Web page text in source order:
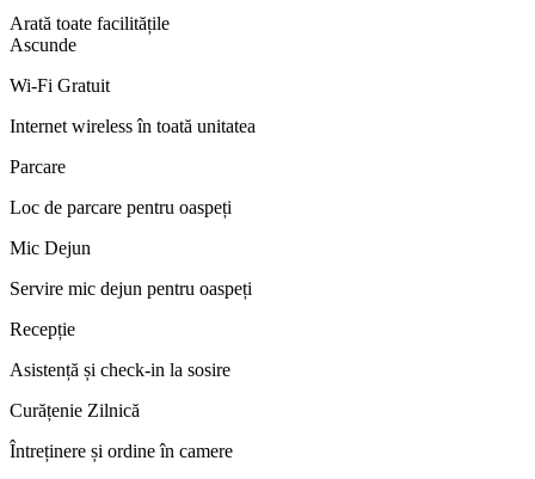
Arată toate facilitățile
Ascunde
Wi-Fi Gratuit
Internet wireless în toată unitatea
Parcare
Loc de parcare pentru oaspeți
Mic Dejun
Servire mic dejun pentru oaspeți
Recepție
Asistență și check-in la sosire
Curățenie Zilnică
Întreținere și ordine în camere